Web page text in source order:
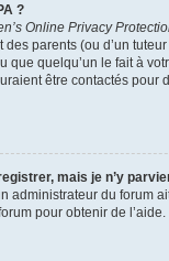
?
Online Privacy
des parents (ou d’un
que quelqu’un le fait à
être contactés pour
mais je n’y
administrateur du forum
pour obtenir de l’aide.